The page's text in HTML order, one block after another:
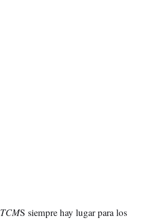
TCMS siempre hay lugar para los